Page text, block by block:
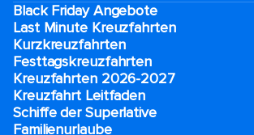
Black Friday Angebote
Last Minute Kreuzfahrten
Kurzkreuzfahrten​
Festtagskreuzfahrten​
Kreuzfahrten 2026-2027
Kreuzfahrt Leitfaden
Schiffe der Superlative
Familienurlaube​